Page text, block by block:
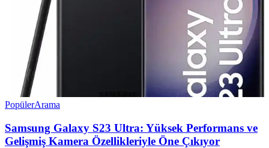
PopülerArama
Samsung Galaxy S23 Ultra: Yüksek Performans ve
Gelişmiş Kamera Özellikleriyle Öne Çıkıyor